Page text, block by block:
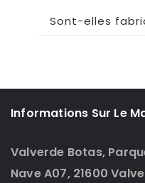
Sont-elles
Informations Sur Le
Valverde Botas,
Nave A07, 21600